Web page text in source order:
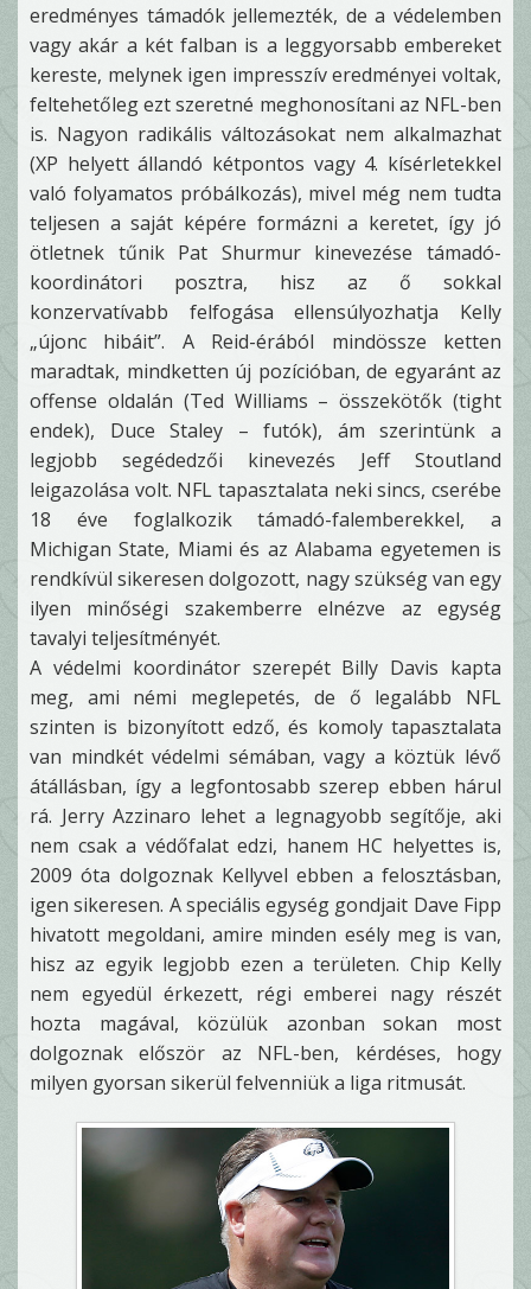
eredményes támadók jellemezték, de a védelemben
vagy akár a két falban is a leggyorsabb embereket
kereste, melynek igen impresszív eredményei voltak,
feltehetőleg ezt szeretné meghonosítani az NFL-ben
is. Nagyon radikális változásokat nem alkalmazhat
(XP helyett állandó kétpontos vagy 4. kísérletekkel
való folyamatos próbálkozás), mivel még nem tudta
teljesen a saját képére formázni a keretet, így jó
ötletnek tűnik Pat Shurmur kinevezése támadó-
koordinátori posztra, hisz az ő sokkal
konzervatívabb felfogása ellensúlyozhatja Kelly
„újonc hibáit”. A Reid-érából mindössze ketten
maradtak, mindketten új pozícióban, de egyaránt az
offense oldalán (Ted Williams – összekötők (tight
endek), Duce Staley – futók), ám szerintünk a
legjobb segédedzői kinevezés Jeff Stoutland
leigazolása volt. NFL tapasztalata neki sincs, cserébe
18 éve foglalkozik támadó-falemberekkel, a
Michigan State, Miami és az Alabama egyetemen is
rendkívül sikeresen dolgozott, nagy szükség van egy
ilyen minőségi szakemberre elnézve az egység
tavalyi teljesítményét.
A védelmi koordinátor szerepét Billy Davis kapta
meg, ami némi meglepetés, de ő legalább NFL
szinten is bizonyított edző, és komoly tapasztalata
van mindkét védelmi sémában, vagy a köztük lévő
átállásban, így a legfontosabb szerep ebben hárul
rá. Jerry Azzinaro lehet a legnagyobb segítője, aki
nem csak a védőfalat edzi, hanem HC helyettes is,
2009 óta dolgoznak Kellyvel ebben a felosztásban,
igen sikeresen. A speciális egység gondjait Dave Fipp
hivatott megoldani, amire minden esély meg is van,
hisz az egyik legjobb ezen a területen. Chip Kelly
nem egyedül érkezett, régi emberei nagy részét
hozta magával, közülük azonban sokan most
dolgoznak először az NFL-ben, kérdéses, hogy
milyen gyorsan sikerül felvenniük a liga ritmusát.